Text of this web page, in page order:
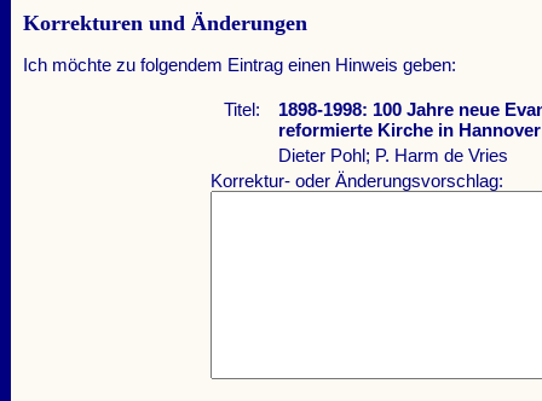
Korrekturen und Änderungen
Ich möchte zu folgendem Eintrag einen Hinweis geben:
Titel:
1898-1998: 100 Jahre neue
reformierte Kirche in
Dieter Pohl; P. Harm de Vries
Korrektur- oder Änderungsvorschlag: